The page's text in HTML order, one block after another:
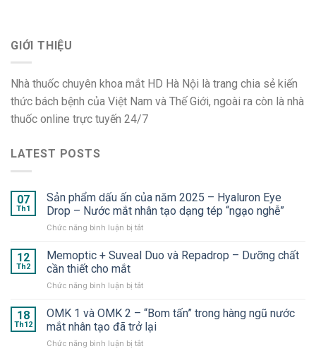
GIỚI THIỆU
Nhà thuốc chuyên khoa mắt HD Hà Nội là trang chia sẻ kiến
thức bách bệnh của Việt Nam và Thế Giới, ngoài ra còn là nhà
thuốc online trực tuyến 24/7
LATEST POSTS
07
Th1
Sản phẩm dấu ấn của năm 2025 – Hyaluron Eye
Drop – Nước mắt nhân tạo dạng tép “ngạo nghễ”
Chức năng bình luận bị tắtở
phẩm
của
2025
–
Hyaluron
Eye
12
Th2
Memoptic + Suveal Duo và Repadrop – Dưỡng chất
cần thiết cho mắt
Chức năng bình luận bị tắtở
+
Suveal
Duo
và
18
Th12
OMK 1 và OMK 2 – “Bom tấn” trong hàng ngũ nước
mắt nhân tạo đã trở lại
Chức năng bình luận bị tắtở